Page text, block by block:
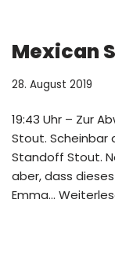
Mexican
28. August 2019
19:43 Uhr – Zur
Stout. Scheinbar
Standoff Stout.
aber, dass
Emma…